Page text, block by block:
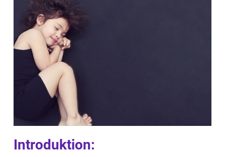
Introduktion: